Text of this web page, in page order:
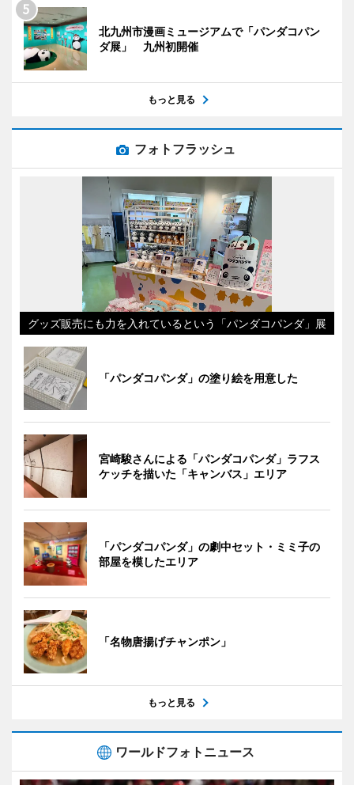
北九州市漫画ミュージアムで「パンダコパン
ダ展」 九州初開催
もっと見る
フォトフラッシュ
グッズ販売にも力を入れているという「パンダコパンダ」展
「パンダコパンダ」の塗り絵を用意した
宮崎駿さんによる「パンダコパンダ」ラフス
ケッチを描いた「キャンバス」エリア
「パンダコパンダ」の劇中セット・ミミ子の
部屋を模したエリア
「名物唐揚げチャンポン」
もっと見る
ワールドフォトニュース